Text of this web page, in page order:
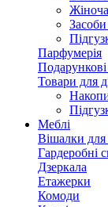
Жіноча
Засоби
Парфумерія
Товари для
Меблі
Вішалки для
Гардеробні
Дзеркала
Етажерки
Комоди